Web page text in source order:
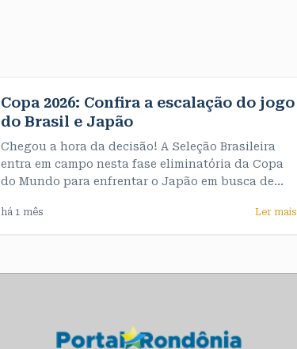
Copa 2026: Confira a escalação do jogo
do Brasil e Japão
Chegou a hora da decisão! A Seleção Brasileira
entra em campo nesta fase eliminatória da Copa
do Mundo para enfrentar o Japão em busca de
às 13h (horário de Rondônia). A partir de agora,
não há espaço para erros: quem vencer avança, e
há 1 mês Ler mais